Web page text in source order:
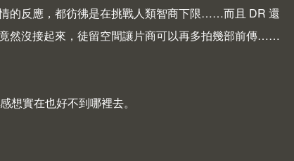
的反應，都彷彿是在挑戰人類智商下限……而且 DR 還
然沒接起來，徒留空間讓片商可以再多拍幾部前傳……
實在也好不到哪裡去。